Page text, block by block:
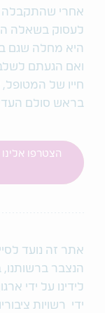
אחרי שהתקבלה
לעסוק בשאלה
ואם הגעתם
חייו של
בראש סולם
הצטרפו
אתר זה נועד
הנצבר
ידי רשויות